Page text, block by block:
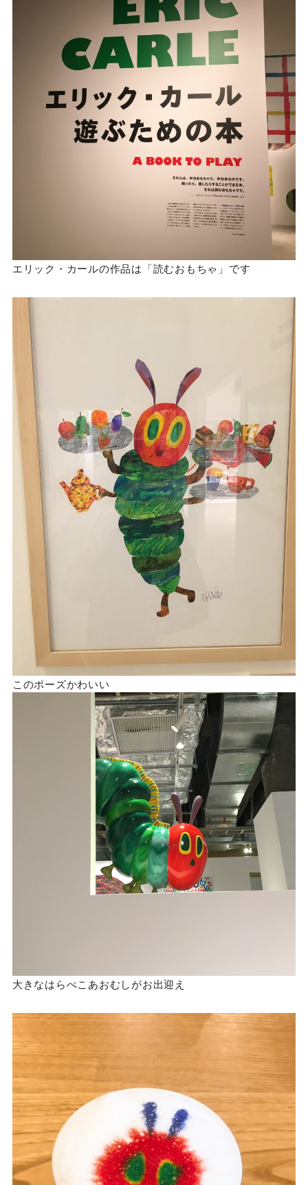
エリック・カールの作品は「読むおもちゃ」です
このポーズかわいい
大きなはらぺこあおむしがお出迎え